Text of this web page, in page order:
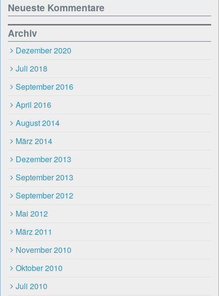
Neueste Kommentare
Archiv
Dezember 2020
Juli 2018
September 2016
April 2016
August 2014
März 2014
Dezember 2013
September 2013
September 2012
Mai 2012
März 2011
November 2010
Oktober 2010
Juli 2010